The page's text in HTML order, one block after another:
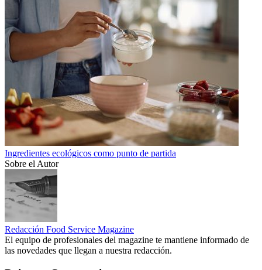
Ingredientes ecológicos como punto de partida
Sobre el Autor
Redacción Food Service Magazine
El equipo de profesionales del magazine te mantiene informado de
las novedades que llegan a nuestra redacción.